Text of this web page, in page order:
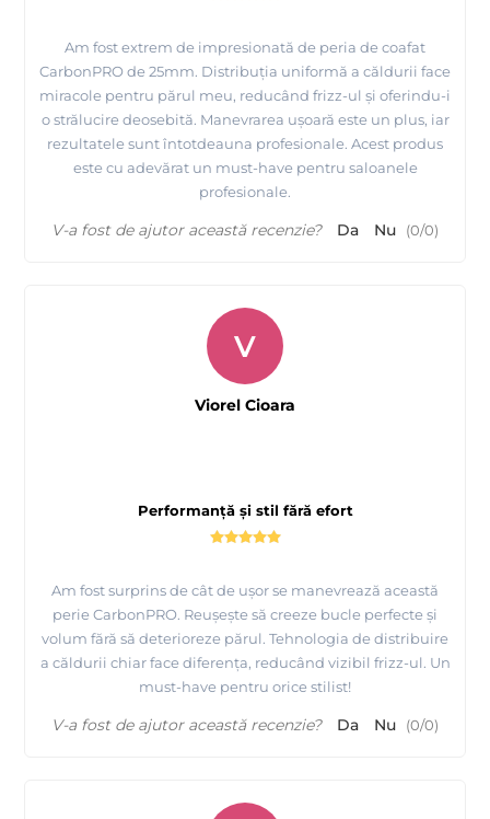
Am fost extrem de impresionată de peria de coafat
CarbonPRO de 25mm. Distribuția uniformă a căldurii face
miracole pentru părul meu, reducând frizz-ul și oferindu-i
o strălucire deosebită. Manevrarea ușoară este un plus, iar
rezultatele sunt întotdeauna profesionale. Acest produs
este cu adevărat un must-have pentru saloanele
profesionale.
V-a fost de ajutor această recenzie? Da Nu (0/0)
Performanță și stil fără efort
Am fost surprins de cât de ușor se manevrează această
perie CarbonPRO. Reușește să creeze bucle perfecte și
volum fără să deterioreze părul. Tehnologia de distribuire
a căldurii chiar face diferența, reducând vizibil frizz-ul. Un
must-have pentru orice stilist!
V
Viorel Cioara
V-a fost de ajutor această recenzie? Da Nu (0/0)